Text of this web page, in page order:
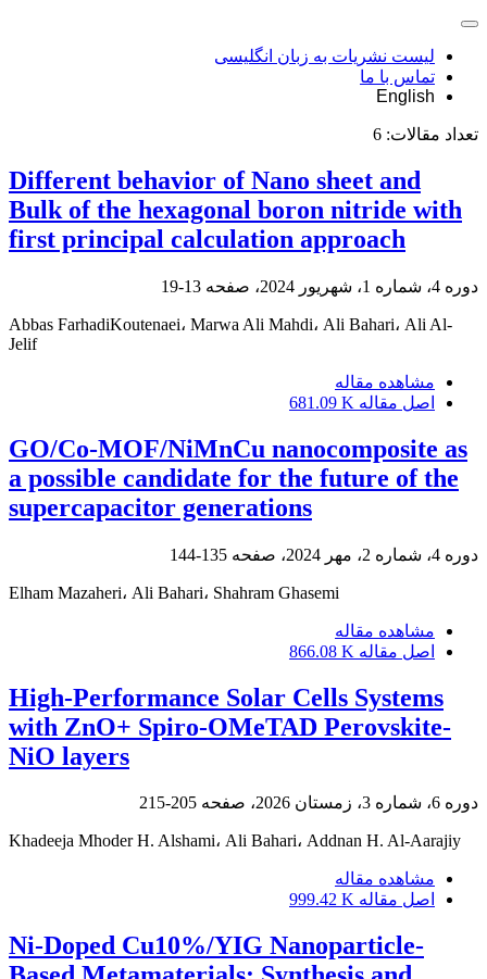
لیست نشریات به زبان انگلیسی
تماس با ما
English
تعداد مقالات: 6
Different behavior of Nano sheet and
Bulk of the hexagonal boron nitride with
first principal calculation approach
دوره 4، شماره 1، شهریور 2024، صفحه 13-19
Abbas FarhadiKoutenaei، Marwa Ali Mahdi، Ali Bahari، Ali Al-
Jelif
مشاهده مقاله
اصل مقاله 681.09 K
GO/Co-MOF/NiMnCu nanocomposite as
a possible candidate for the future of the
supercapacitor generations
دوره 4، شماره 2، مهر 2024، صفحه 135-144
Elham Mazaheri، Ali Bahari، Shahram Ghasemi
مشاهده مقاله
اصل مقاله 866.08 K
High-Performance Solar Cells Systems
with ZnO+ Spiro-OMeTAD Perovskite-
NiO layers
دوره 6، شماره 3، زمستان 2026، صفحه 205-215
Khadeeja Mhoder H. Alshami، Ali Bahari، Addnan H. Al-Aarajiy
مشاهده مقاله
اصل مقاله 999.42 K
Ni-Doped Cu10%/YIG Nanoparticle-